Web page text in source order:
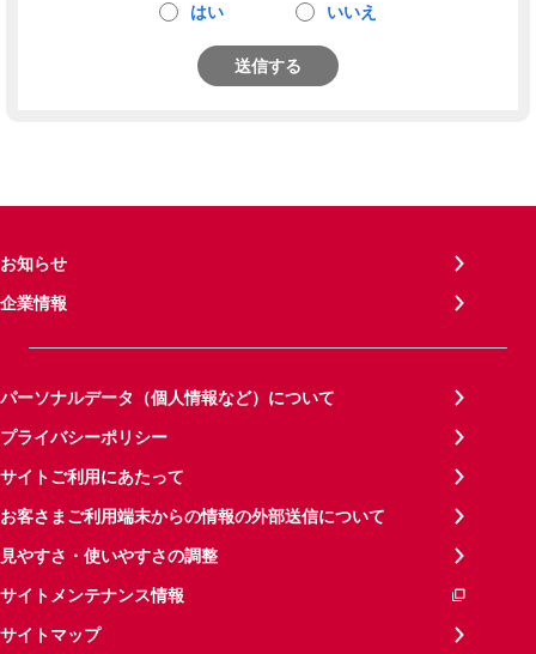
はい いいえ
送信する
お知らせ
企業情報
パーソナルデータ（個人情報など）について
プライバシーポリシー
サイトご利用にあたって
お客さまご利用端末からの情報の外部送信について
見やすさ・使いやすさの調整
サイトメンテナンス情報
サイトマップ